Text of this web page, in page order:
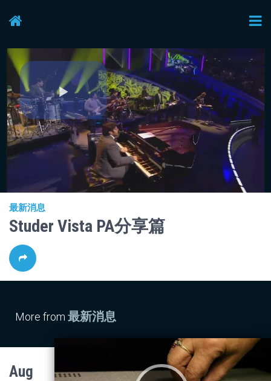
Play
Video
最新消息
Studer Vista PA分享篇
More from 最新消息
Aug